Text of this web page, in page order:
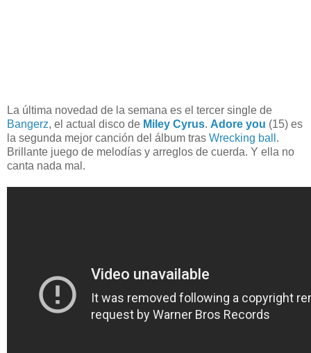
La última novedad de la semana es el tercer single de
Bangerz, el actual disco de Miley Cyrus. Adore you (15) es
la segunda mejor canción del álbum tras Wrecking ball .
Brillante juego de melodías y arreglos de cuerda. Y ella no
canta nada mal.